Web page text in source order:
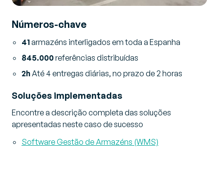
Números-chave
41armazéns interligados em toda a Espanha
845.000referências distribuídas
2h Até 4 entregas diárias, no prazo de 2 horas
Soluções implementadas
Encontre a descrição completa das soluções
apresentadas neste caso de sucesso
Software Gestão de Armazéns (WMS)